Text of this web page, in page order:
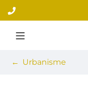
Aller
au
contenu
Urbanisme